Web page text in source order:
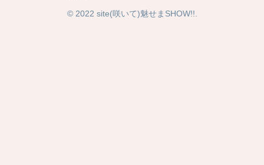
© 2022 site(咲いて)魅せまSHOW!!.